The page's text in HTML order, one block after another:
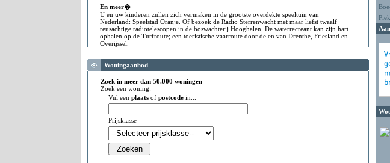
En meer�
U en uw kinderen zullen zich vermaken in de grootste overdekte speeltuin van
Nederland: Speelstad Oranje. Of bezoek de Radio Sterrenwacht met maar liefst twaalf
reusachtige radiotelescopen in de boswachterij Hooghalen. De waterrecreant kan zijn hart
ophalen op de Turfroute; een toeristische vaarroute door delen van Drenthe, Friesland en
Overijssel.
Woningaanbod
Zoek in meer dan 50.000 woningen
Zoek een woning:
Vul een plaats of postcode in...
Prijsklasse